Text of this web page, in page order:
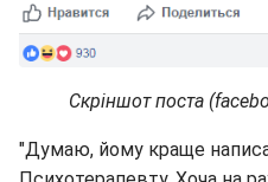
Скріншот поста
"Думаю, йому краще